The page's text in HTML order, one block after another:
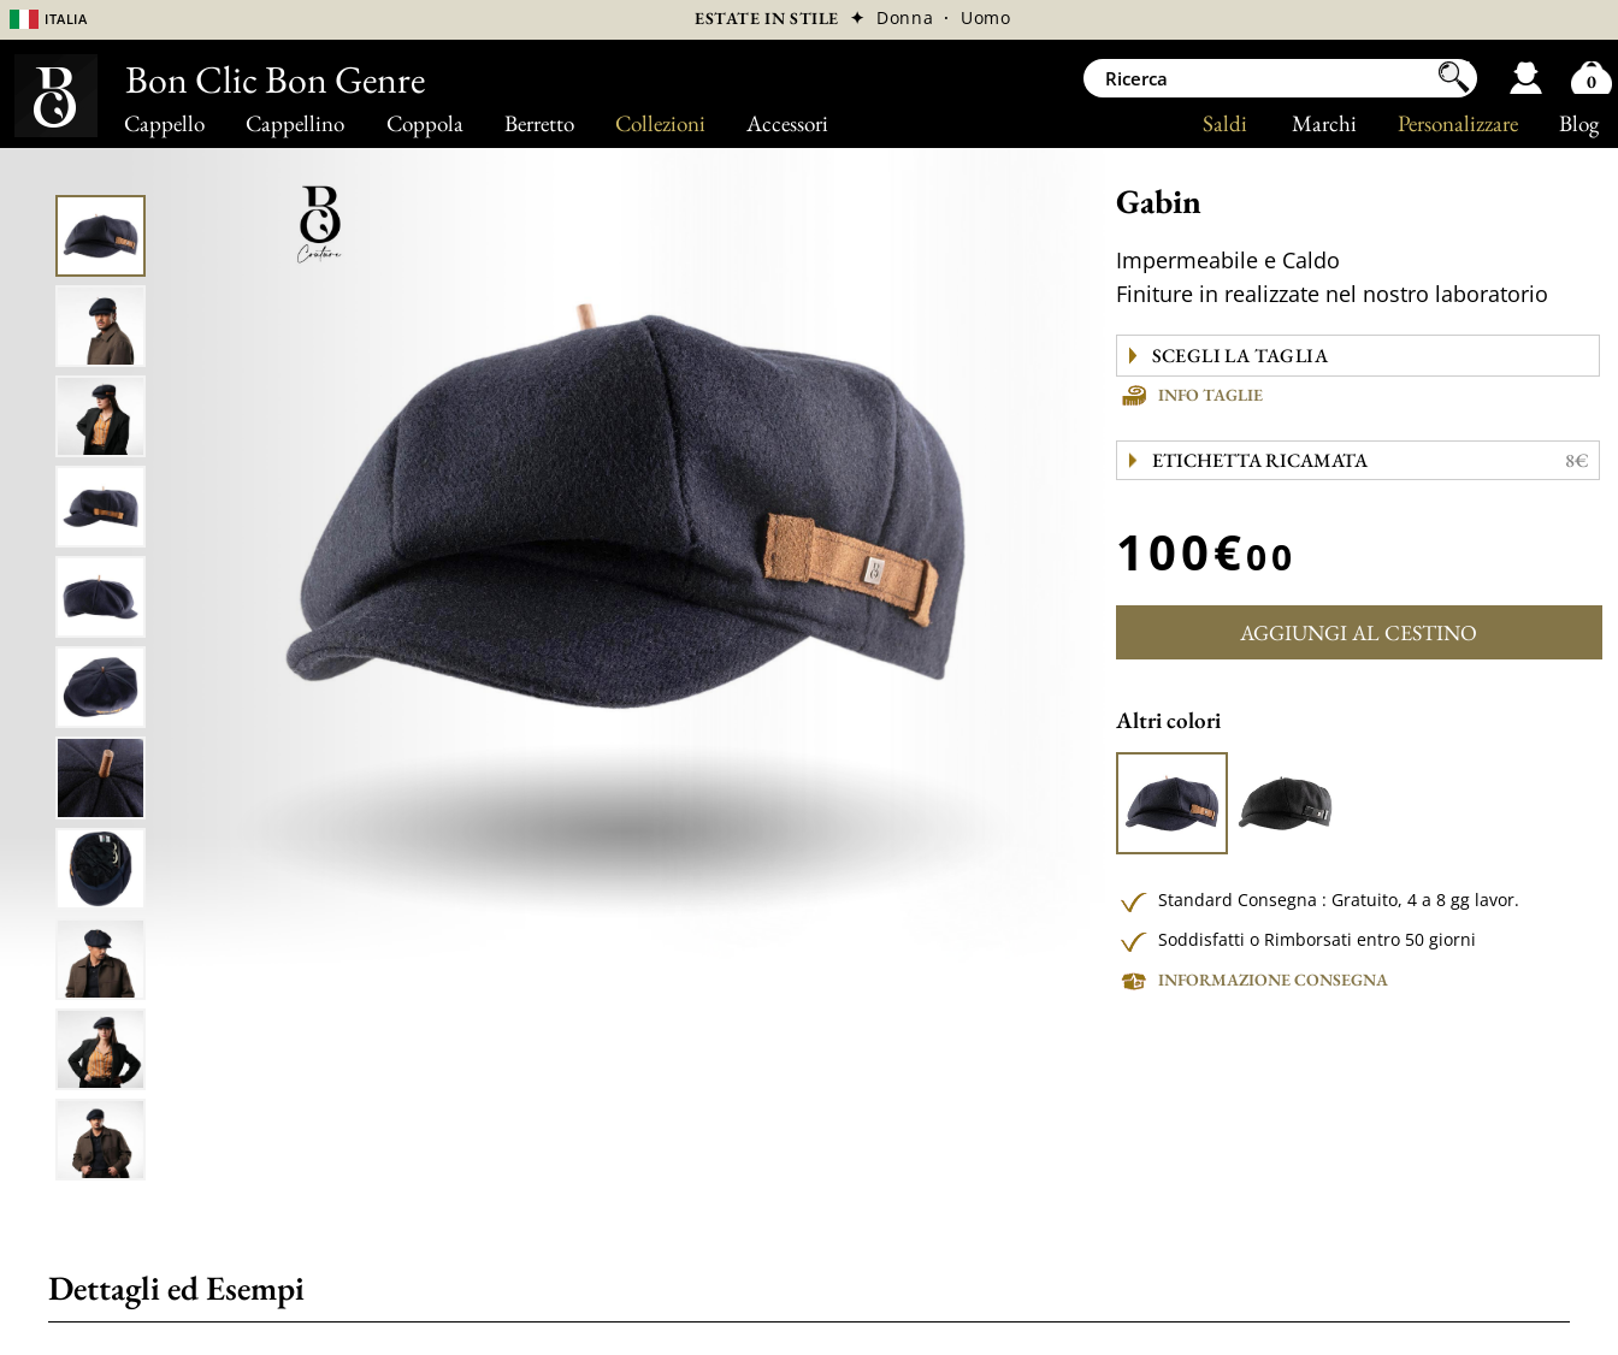
Cappello Cappellino Coppola Berretto Collezioni Accessori Blog
Personalizzare
Marchi
Saldi
Italia ESTATE IN STILE ✦ Donna · Uomo
Gabin
Impermeabile e Caldo
Finiture in realizzate nel nostro laboratorio
INFO TAGLIE
ETICHETTA RICAMATA 8€
100€00
AGGIUNGI AL CESTINO
Altri colori
Standard Consegna :Gratuito,4 a 8 gg lavor.
Soddisfatti o Rimborsati entro 50 giorni
INFORMAZIONE CONSEGNA
Dettagli ed Esempi
Bon Clic Bon Genre 0